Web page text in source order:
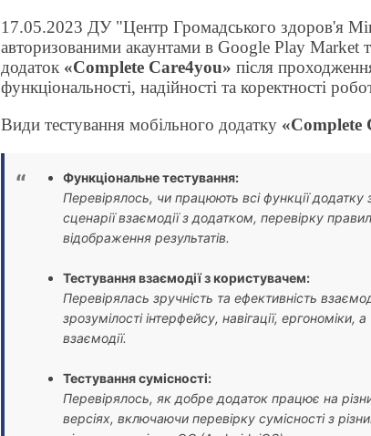
17.05.2023 ДУ "Центр Громадського здоров'я
авторизованими акаунтами в Google Play Market
додаток «Complete Care4you» після
функціональності, надійності та коректності
Види тестування мобільного додатку «Complete
Функціональне тестування:
Перевірялось, чи працюють всі функції додатку
сценарії взаємодії з додатком, перевірку
відображення результатів.
Тестування взаємодії з користувачем:
Перевірялась зручність та ефективність
зрозумілості інтерфейсу, навігації, ергономіки,
взаємодії.
Тестування сумісності:
Перевірялось, як добре додаток працює на
версіях, включаючи перевірку сумісності з